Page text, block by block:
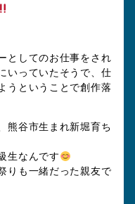
としてのお仕事をされ
いっていたそうで、仕
うということで創作落
熊谷市生まれ新堀育ち
生なんです
りも一緒だった親友で